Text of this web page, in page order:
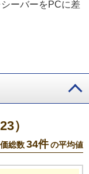
ーバーをPCに差
）
総数34件の平均値